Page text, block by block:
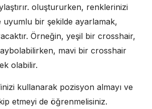
oluştururken, renklerinizi
uyumlu bir şekilde ayarlamak,
Örneğin, yeşil bir crosshair,
mavi bir crosshair
olabilir.
kullanarak pozisyon almayı ve
etmeyi de öğrenmelisiniz.